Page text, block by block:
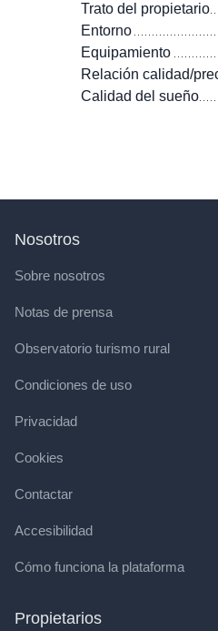
Trato del propietario
Entorno
Equipamiento
Relación calidad/
Calidad del sueño
Nosotros
Sobre nosotros
Notas de prensa
Observatorio turismo rural
Condiciones de uso
Privacidad
Cookies
Contactar
Accesibilidad
Cómo funciona la plataforma
Propietarios